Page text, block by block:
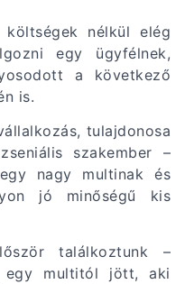
nélkül elég
egy ügyfélnek,
a következő
is.
tulajdonosa
szakember –
nagy multinak és
jó minőségű kis
találkoztunk –
egy multitól jött, aki